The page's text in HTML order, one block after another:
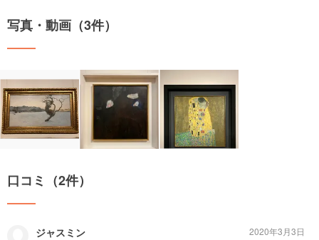
写真・動画（3件）
口コミ（2件）
ジャスミン
2020年3月3日